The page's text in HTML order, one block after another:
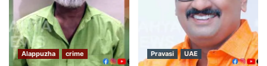
Alappuzha crime Pravasi UAE